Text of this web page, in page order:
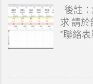
網站，
放給
者，
方說
提供
留
是請大
式印
後註
求 請於
"聯絡表
說明